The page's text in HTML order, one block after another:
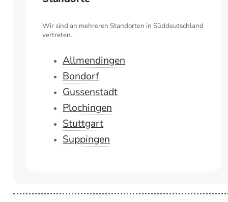
Wir sind an mehreren Standorten in Süddeutschland
vertreten.
Allmendingen
Bondorf
Gussenstadt
Plochingen
Stuttgart
Suppingen